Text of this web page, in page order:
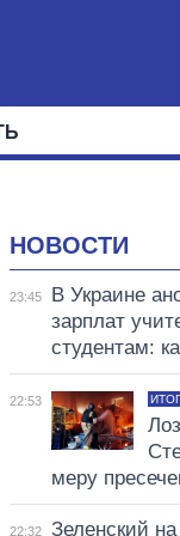
НОВОСТИ
23:45
В Украине
зарплат
студентам:
22:53
меру
22:32
Зеленский